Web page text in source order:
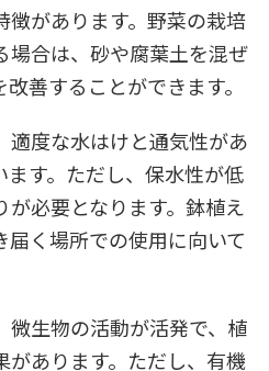
徴があります。野菜の栽培
場合は、砂や腐葉土を混ぜ
善することができます。
適度な水はけと通気性があ
ます。ただし、保水性が低
必要となります。鉢植え
く場所での使用に向いて
微生物の活動が活発で、植
あります。ただし、有機